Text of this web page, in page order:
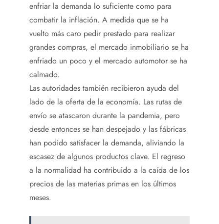
enfriar la demanda lo suficiente como para
combatir la inflación. A medida que se ha
vuelto más caro pedir prestado para realizar
grandes compras, el mercado inmobiliario se ha
enfriado un poco y el mercado automotor se ha
calmado.
Las autoridades también recibieron ayuda del
lado de la oferta de la economía. Las rutas de
envío se atascaron durante la pandemia, pero
desde entonces se han despejado y las fábricas
han podido satisfacer la demanda, aliviando la
escasez de algunos productos clave. El regreso
a la normalidad ha contribuido a la caída de los
precios de las materias primas en los últimos
meses.